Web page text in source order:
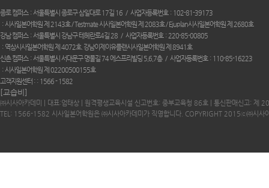
종로 캠퍼스 서울특별시 종로구 삼일대로 17길 16 사업자등록번호
102-81-39173
시사일본어학원 제 2143호 / Testmate 시사일본어학원 제 2083호 / Ejuplan시사일본어학원 제 2680호
강남 캠퍼스
서울특별시 강남구 테헤란로4길 28 사업자등록번호
220-85-00805
역삼시사일본어학원 제 4072호. 강남이제이유플랜시사일본어학원 제 8941호
신촌 캠퍼스
서울특별시 서대문구 명물길 74 에스프리빌딩 5,6,7층 사업자등록번호
110-85-16223
시사일본어학원 제 02200500155호
고객지원센터 :
1566 - 1582
[교습비]
㈜시사아카데미 | 대표:엄태상 | 원격평생교육시설 신고번호: 중부교육청 86호 | 통신판매신고: 제
TEL: 1566-1582 시사일본어학원은 ㈜시사아카데미가 직영합니다. COPYRIGHT 2015ⓒ㈜시사